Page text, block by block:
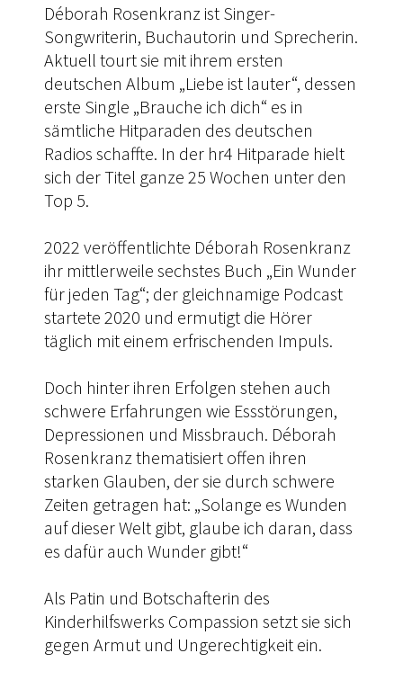
Déborah Rosenkranz ist Singer-
Songwriterin, Buchautorin und Sprecherin.
Aktuell tourt sie mit ihrem ersten
deutschen Album „Liebe ist lauter“, dessen
erste Single „Brauche ich dich“ es in
sämtliche Hitparaden des deutschen
Radios schaffte. In der hr4 Hitparade hielt
sich der Titel ganze 25 Wochen unter den
Top 5.
2022 veröffentlichte Déborah Rosenkranz
ihr mittlerweile sechstes Buch „Ein Wunder
für jeden Tag“; der gleichnamige Podcast
startete 2020 und ermutigt die Hörer
täglich mit einem erfrischenden Impuls.
Doch hinter ihren Erfolgen stehen auch
schwere Erfahrungen wie Essstörungen,
Depressionen und Missbrauch. Déborah
Rosenkranz thematisiert offen ihren
starken Glauben, der sie durch schwere
Zeiten getragen hat: „Solange es Wunden
auf dieser Welt gibt, glaube ich daran, dass
es dafür auch Wunder gibt!“
Als Patin und Botschafterin des
Kinderhilfswerks Compassion setzt sie sich
gegen Armut und Ungerechtigkeit ein.